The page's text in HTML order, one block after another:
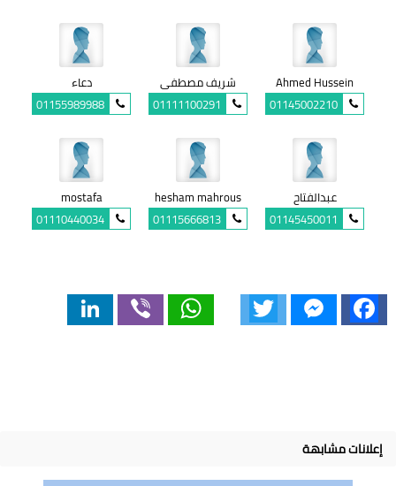
Ahmed Hussein
01145002210
شريف مصطفى
01111100291
دعاء
01155989988
عبدالفتاح
01145450011
hesham mahrous
01115666813
mostafa
01110440034
Facebook
Messenger
WhatsApp
إعلانات مشابهة